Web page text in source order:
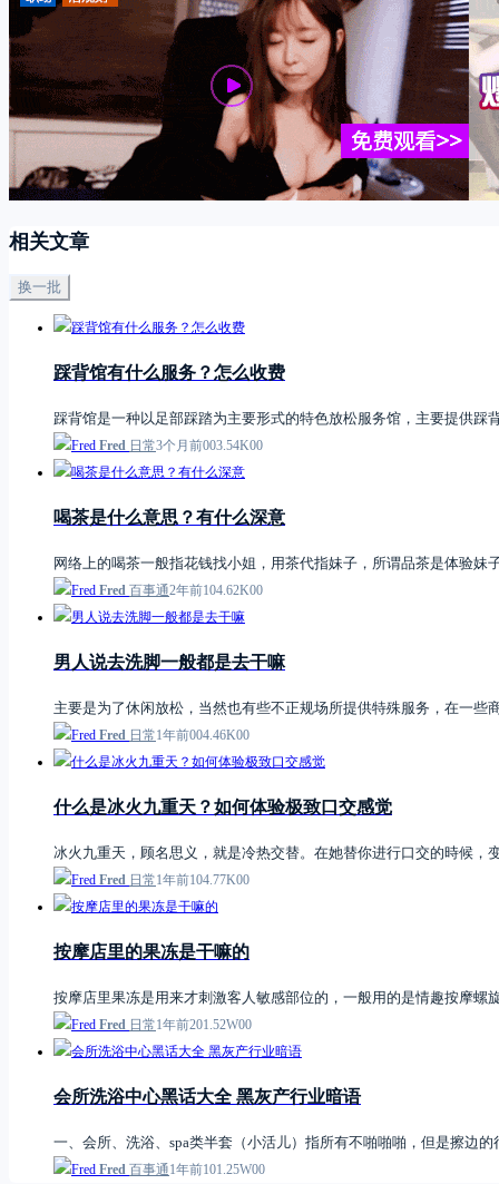
相关文章
换一批
踩背馆有什么服务？怎么收费
踩背馆是一种以足部踩踏为主要形式的特色放松服务馆，主要提供
Fred 日常3个月前003.54K00
喝茶是什么意思？有什么深意
网络上的喝茶一般指花钱找小姐，用茶代指妹子，所谓品茶是体验
Fred 百事通2年前104.62K00
男人说去洗脚一般都是去干嘛
主要是为了休闲放松，当然也有些不正规场所提供特殊服务，在一
Fred 日常1年前004.46K00
什么是冰火九重天？如何体验极致口交感觉
冰火九重天，顾名思义，就是冷热交替。在她替你进行口交的時候
Fred 日常1年前104.77K00
按摩店里的果冻是干嘛的
按摩店里果冻是用来才刺激客人敏感部位的，一般用的是情趣按摩
Fred 日常1年前201.52W00
会所洗浴中心黑话大全 黑灰产行业暗语
一、会所、洗浴、spa类半套（小活儿）指所有不啪啪啪，但是擦边
Fred 百事通1年前101.25W00